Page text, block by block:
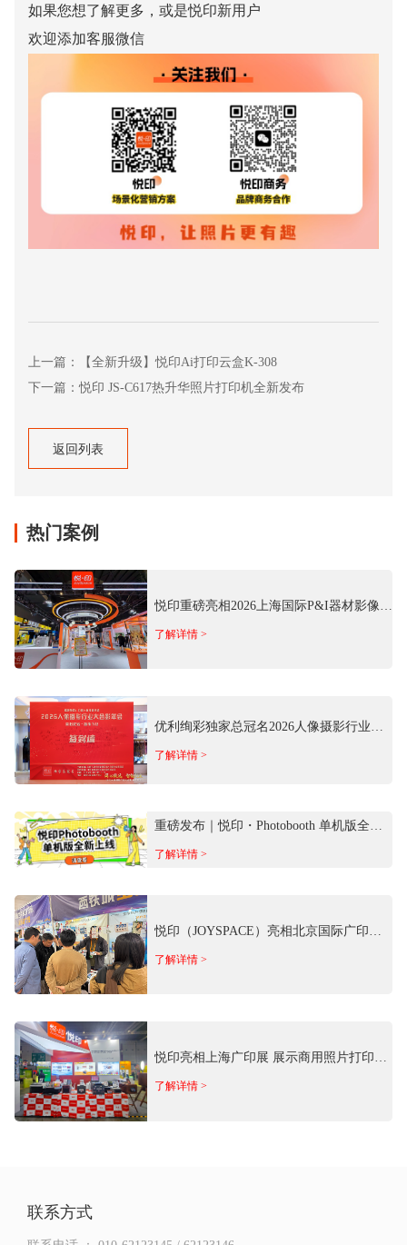
如果您想了解更多，或是悦印新用户
欢迎添加客服微信
上一篇：【全新升级】悦印Ai打印云盒K-308
下一篇：悦印 JS-C617热升华照片打印机全新发布
返回列表
热门案例
悦印重磅亮相2026上海国际P&I器材影像
了解详情 >
优利绚彩独家总冠名2026人像摄影行业大
了解详情 >
重磅发布｜悦印・Photobooth 单机版全新
上线！离线免费用
了解详情 >
悦印（JOYSPACE）亮相北京国际广印展
了解详情 >
悦印亮相上海广印展 展示商用照片打印全
矩阵产品
了解详情 >
联系方式